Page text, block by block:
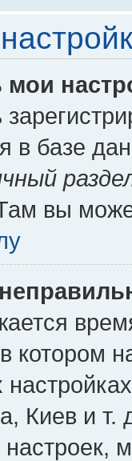
мои
в базе
вы
котором
Киев и т.